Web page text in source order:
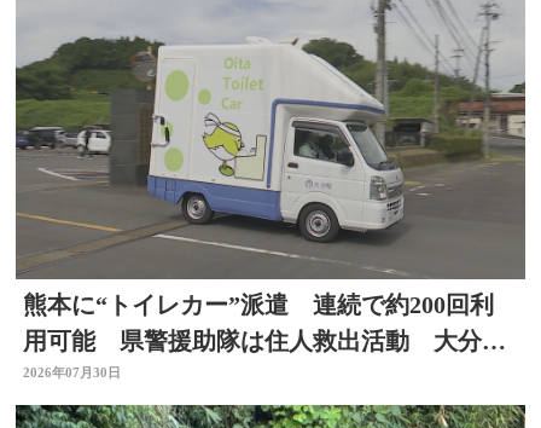
熊本に“トイレカー”派遣 連続で約200回利
用可能 県警援助隊は住人救出活動 大分か
ら支援の輪広がる
2026年07月30日